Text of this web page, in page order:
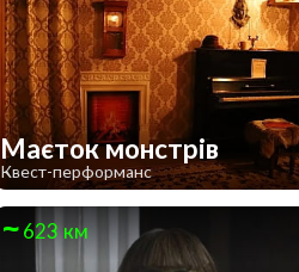
Маєток монстрів
Квест-перформанс
623 км